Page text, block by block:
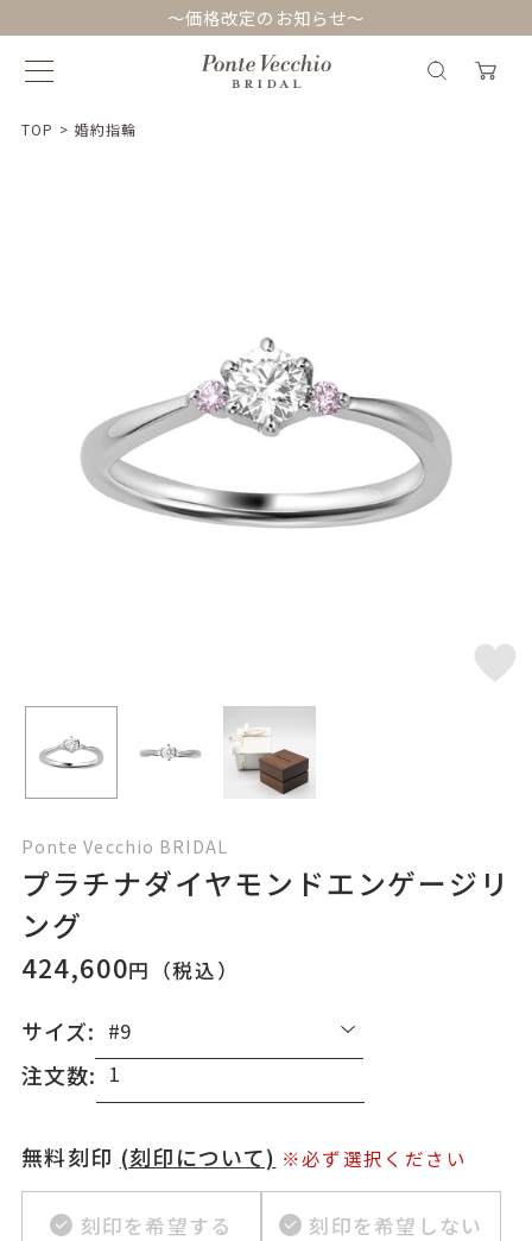
～価格改定のお知らせ～
TOP > 婚約指輪
Ponte Vecchio BRIDAL
プラチナダイヤモンドエンゲージリ
ング
424,600円（税込）
サイズ:
注文数:
無料刻印 (刻印について) ※必ず選択ください
刻印を希望する 刻印を希望しない